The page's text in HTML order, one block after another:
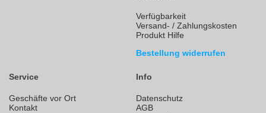
Verfügbarkeit
Versand- / Zahlungskosten
Produkt Hilfe
Bestellung widerrufen
Service
Geschäfte vor Ort
Kontakt
Info
Datenschutz
AGB